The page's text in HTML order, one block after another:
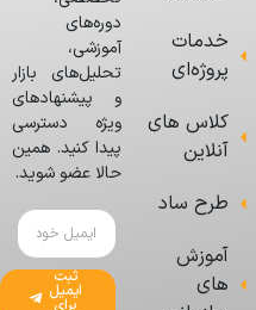
خدمات
پروژه‌ای
کلاس های
آنلاین
طرح ساد
آموزش
های
دوره‌های
آموزشی،
تحلیل‌های بازار
و پیشنهادهای
ویژه دسترسی
پیدا کنید. همین
حالا عضو شوید.
ثبت
ایمیل
برای